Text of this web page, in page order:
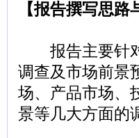
【报告撰写思路
报告主要针对
调查及市场前景
场、产品市场、
景等几大方面的